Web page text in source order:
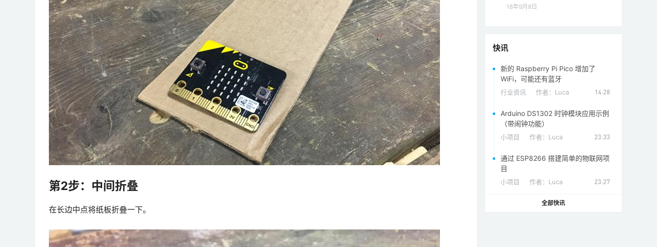
第2步：中间折叠
在长边中点将纸板折叠一下。
18年9月8日
快讯
新的 Raspberry Pi Pico 增加了
WiFi，可能还有蓝牙
行业资讯 作者： Luca 14:28
Arduino DS1302 时钟模块应用示例
（带闹钟功能）
小项目 作者： Luca 23:33
通过 ESP8266 搭建简单的物联网项
目
小项目 作者： Luca 23:27
全部快讯